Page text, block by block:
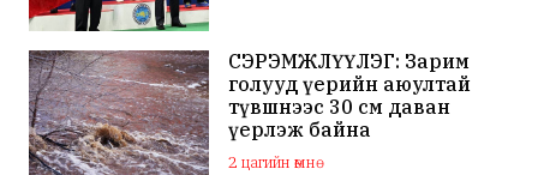
СЭРЭМЖЛҮҮЛЭГ: Зарим
голууд үерийн аюултай
түвшнээс 30 см даван
үерлэж байна
2 цагийн өмнө